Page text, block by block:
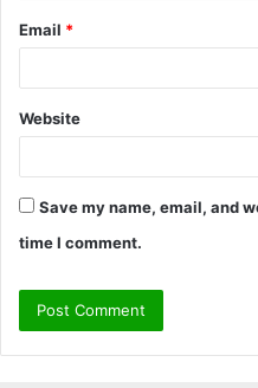
Email *
Website
Save my name, email, and
time I comment.